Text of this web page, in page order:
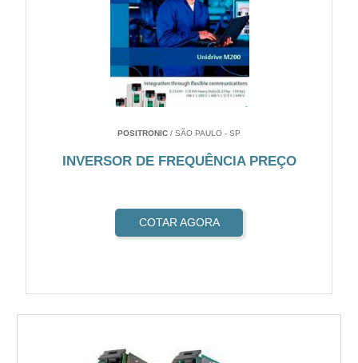
POSITRONIC / SÃO PAULO - SP
INVERSOR DE FREQUÊNCIA PREÇO
COTAR AGORA